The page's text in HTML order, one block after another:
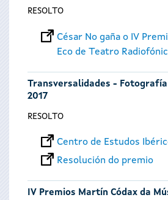
RESOLTO
César No gaña o IV
Eco de Teatro
Transversalidades -
2017
RESOLTO
Centro de Estudos
Resolución do premio
IV Premios Martín Códax da